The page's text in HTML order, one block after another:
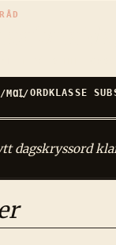
/MⱭꞮ̯/ORDKLASSE
dagskryssord